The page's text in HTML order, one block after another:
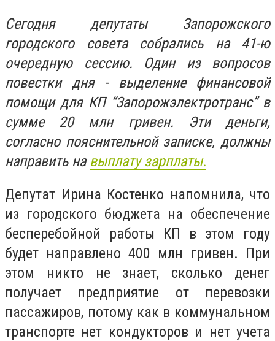
Сегодня депутаты Запорожского
городского совета собрались на 41-ю
очередную сессию. Один из вопросов
повестки дня - выделение финансовой
помощи для КП “Запорожэлектротранс” в
сумме 20 млн гривен. Эти деньги,
согласно пояснительной записке, должны
направить навыплату зарплаты.
Депутат Ирина Костенко напомнила, что
из городского бюджета на обеспечение
бесперебойной работы КП в этом году
будет направлено 400 млн гривен. При
этом никто не знает, сколько денег
получает предприятие от перевозки
пассажиров, потому как в коммунальном
транспорте нет кондукторов и нет учета